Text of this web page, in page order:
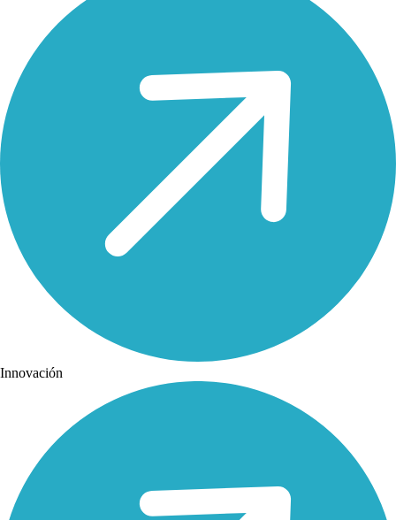
Innovación